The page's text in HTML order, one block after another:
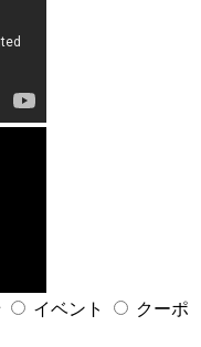
イベント
クーポ